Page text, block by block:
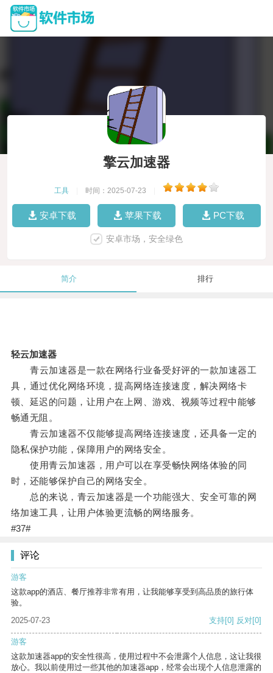
擎云加速器
工具 时间：2025-07-23
安卓下载 苹果下载 PC下载
安卓市场，安全绿色
简介 排行
轻云加速器
青云加速器是一款在网络行业备受好评的一款加速器工
具，通过优化网络环境，提高网络连接速度，解决网络卡
顿、延迟的问题，让用户在上网、游戏、视频等过程中能够
畅通无阻。
青云加速器不仅能够提高网络连接速度，还具备一定的
隐私保护功能，保障用户的网络安全。
使用青云加速器，用户可以在享受畅快网络体验的同
时，还能够保护自己的网络安全。
总的来说，青云加速器是一个功能强大、安全可靠的网
络加速工具，让用户体验更流畅的网络服务。
#37#
评论
游客
这款app的酒店、餐厅推荐非常有用，让我能够享受到高品质的旅行体
验。
2025-07-23
支持[0] 反对[0]
游客
这款加速器app的安全性很高，使用过程中不会泄露个人信息，这让我很
放心。我以前使用过一些其他的加速器app，经常会出现个人信息泄露的